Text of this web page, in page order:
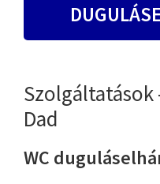
Szolgáltatások
Dad
WC